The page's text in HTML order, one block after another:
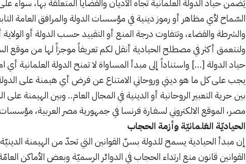
يَضمن حياد الدولة العلمانية تجاه الأديان والقضايا المتعلقة بها،
السّماح لأي مظاهر أو رموز دينية في مؤسسات الدولة والمرافق العامة
والشرطة والقضاء، وتتفاوت درجة المنع أو التقييد حسب الدولة أو
ولنتعمق أكثر في مصطلح الحيادية أنقل لكم تعريفاً موجزاً لها من موقع
حياد الدولة […] واستناداً إلى مبدأ المساواة لا تمنح الدولة العلمانية أي
يجب على كل ما هو ديني وروحاني الامتناع عن فرض أي هيمنة على
بين حرية التعبير الروحانية أو الدينية في المجال العام.. وبين الهيمنة
مصـر، الموقع الالكتروني لسفـارة فرنسا في جمهورية مصر العربية،
الحياديّة العَلمانيّة وأزمة الحجاب
إن مبدأ الحيادية يسمح للدولة بسنّ القوانين التي تحدّ من الهيمنة
القوانين قانون منع ارتداء الحجاب في الدوائر الرسميّة وبعض الأماكن